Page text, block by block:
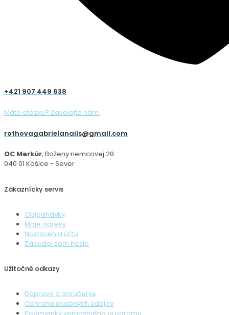
+421 907 449 638
Máte otázku? Zavolajte nám.
rothovagabrielanails@gmail.com
OC Merkúr, Boženy nemcovej 28
040 01 Košice - Sever
Zákaznícky servis
Objednávky
Moje adresy
Nastavenia účtu
Zabudol som heslo
Užitočné odkazy
Doprava a doručenie
Ochrana osobných údajov